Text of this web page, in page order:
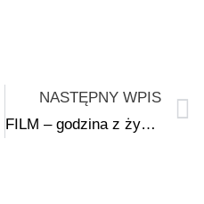
NASTĘPNY WPIS
FILM – godzina z życia „szpitalika” Naszej Szkapy